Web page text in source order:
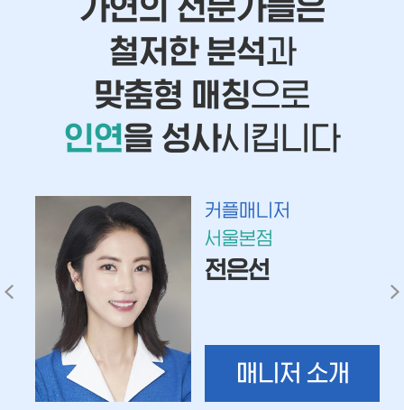
가연의 전문가들은
철저한 분석과
맞춤형 매칭으로
인연을 성사시킵니다
커플매니저
서울본점
전은선
매니저 소개